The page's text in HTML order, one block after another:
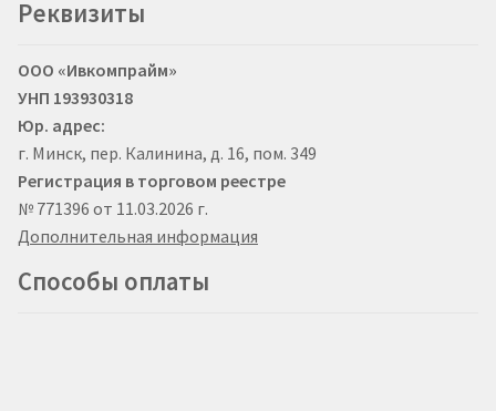
Реквизиты
ООО «Ивкомпрайм»
УНП 193930318
Юр. адрес:
г. Минск, пер. Калинина, д. 16, пом. 349
Регистрация в торговом реестре
№ 771396 от 11.03.2026 г.
Дополнительная информация
Способы оплаты